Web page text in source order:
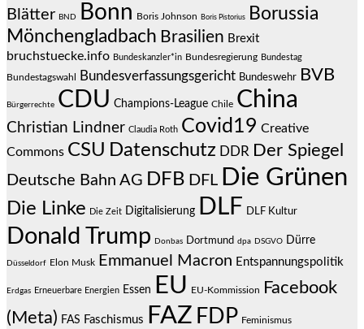
Blätter BND Bonn Boris Johnson Boris Pistorius
Borussia
Mönchengladbach Brasilien Brexit
bruchstuecke.info Bundeskanzler*in Bundesregierung Bundestag
Bundestagswahl Bundesverfassungsgericht Bundeswehr BVB
Bürgerrechte CDU Champions-League Chile China
Christian Lindner Claudia Roth Covid19 Creative
Commons CSU Datenschutz DDR Der Spiegel
Deutsche Bahn AG DFB DFL Die Grünen
Die Linke Die Zeit Digitalisierung DLF DLF Kultur
Donald Trump Donbas Dortmund dpa DSGVO Dürre
Düsseldorf Elon Musk Emmanuel Macron Entspannungspolitik
Erdgas Erneuerbare Energien Essen EU EU-Kommission Facebook
(Meta) FAS Faschismus FAZ FDP Feminismus